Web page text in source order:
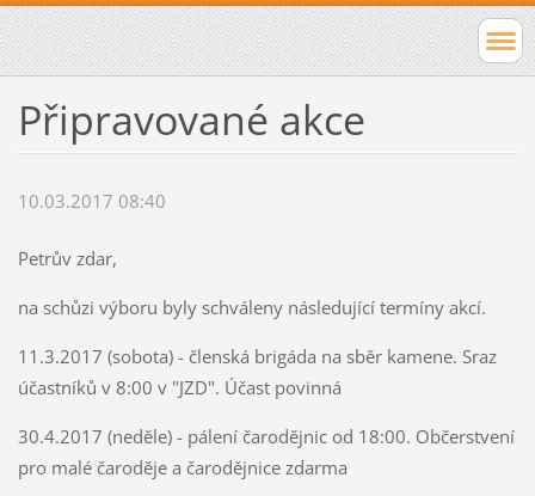
Připravované akce
10.03.2017 08:40
Petrův zdar,
na schůzi výboru byly schváleny následující termíny akcí.
11.3.2017 (sobota) - členská brigáda na sběr kamene. Sraz
účastníků v 8:00 v "JZD". Účast povinná
30.4.2017 (neděle) - pálení čarodějnic od 18:00. Občerstvení
pro malé čaroděje a čarodějnice zdarma